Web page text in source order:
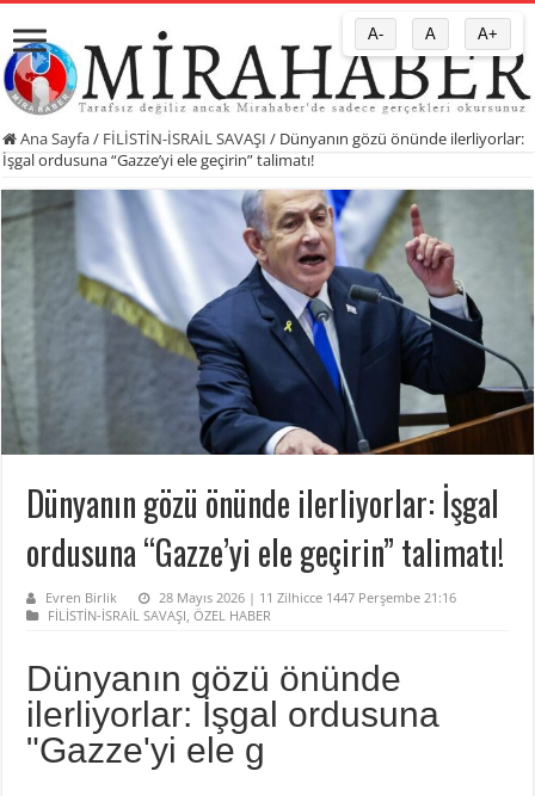
Ana Sayfa/ FİLİSTİN-İSRAİL SAVAŞI / Dünyanın gözü önünde ilerliyorlar:
İşgal ordusuna “Gazze’yi ele geçirin” talimatı!
Dünyanın gözü önünde ilerliyorlar: İşgal
ordusuna “Gazze’yi ele geçirin” talimatı!
Evren Birlik
28 Mayıs 2026 | 11 Zilhicce 1447 Perşembe 21:16
FİLİSTİN-İSRAİL SAVAŞI,ÖZEL HABER
Dünyanın gözü önünde
ilerliyorlar: İşgal ordusuna
"Gazze'yi ele g
A- A A+